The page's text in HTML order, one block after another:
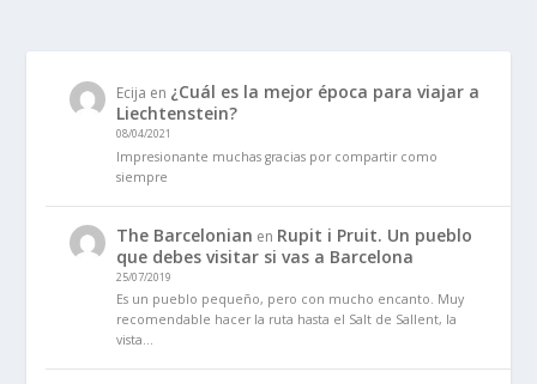
Ecija en ¿Cuál es la mejor época para viajar a
Liechtenstein?
08/04/2021
Impresionante muchas gracias por compartir como
siempre
The Barcelonian en Rupit i Pruit. Un pueblo
que debes visitar si vas a Barcelona
25/07/2019
Es un pueblo pequeño, pero con mucho encanto. Muy
recomendable hacer la ruta hasta el Salt de Sallent, la
vista…